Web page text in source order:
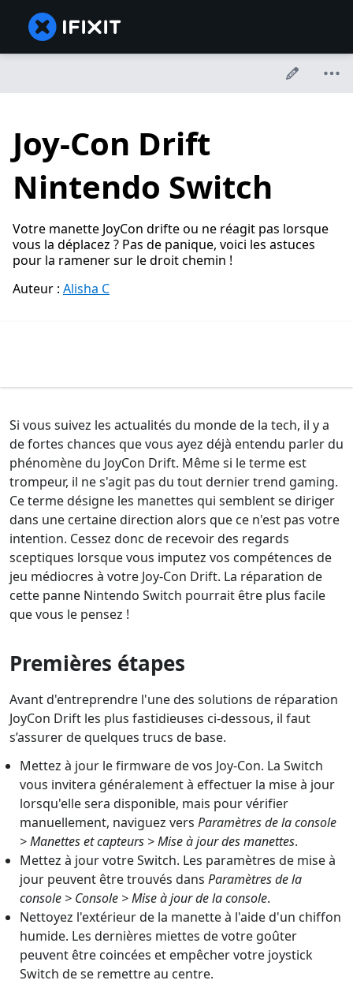
Joy-Con Drift
Nintendo Switch
Votre manette JoyCon drifte ou ne réagit pas lorsque
vous la déplacez ? Pas de panique, voici les astuces
pour la ramener sur le droit chemin !
Auteur : Alisha C
Si vous suivez les actualités du monde de la tech, il y a
de fortes chances que vous ayez déjà entendu parler du
phénomène du JoyCon Drift. Même si le terme est
trompeur, il ne s'agit pas du tout dernier trend gaming.
Ce terme désigne les manettes qui semblent se diriger
dans une certaine direction alors que ce n'est pas votre
intention. Cessez donc de recevoir des regards
sceptiques lorsque vous imputez vos compétences de
jeu médiocres à votre Joy-Con Drift. La réparation de
cette panne Nintendo Switch pourrait être plus facile
que vous le pensez !
Premières étapes
Avant d'entreprendre l'une des solutions de réparation
JoyCon Drift les plus fastidieuses ci-dessous, il faut
s’assurer de quelques trucs de base.
Mettez à jour le firmware de vos Joy-Con. La Switch
vous invitera généralement à effectuer la mise à jour
lorsqu'elle sera disponible, mais pour vérifier
manuellement, naviguez vers Paramètres de la console
> Manettes et capteurs > Mise à jour des manettes.
Mettez à jour votre Switch. Les paramètres de mise à
jour peuvent être trouvés dans Paramètres de la
console > Console > Mise à jour de la console.
Nettoyez l'extérieur de la manette à l'aide d'un chiffon
humide. Les dernières miettes de votre goûter
peuvent être coincées et empêcher votre joystick
Switch de se remettre au centre.